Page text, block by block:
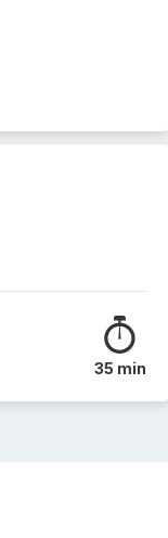
35 min